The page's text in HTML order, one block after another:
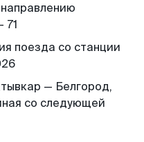
71
поезда со станции
— Белгород,
со следующей